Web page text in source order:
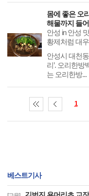
몸에 좋은 오
해물까지 들어
안성 in 안성
황제처럼 대
안성시 대천
리’. 오리한방
는 오리한방...
1
베스트기사